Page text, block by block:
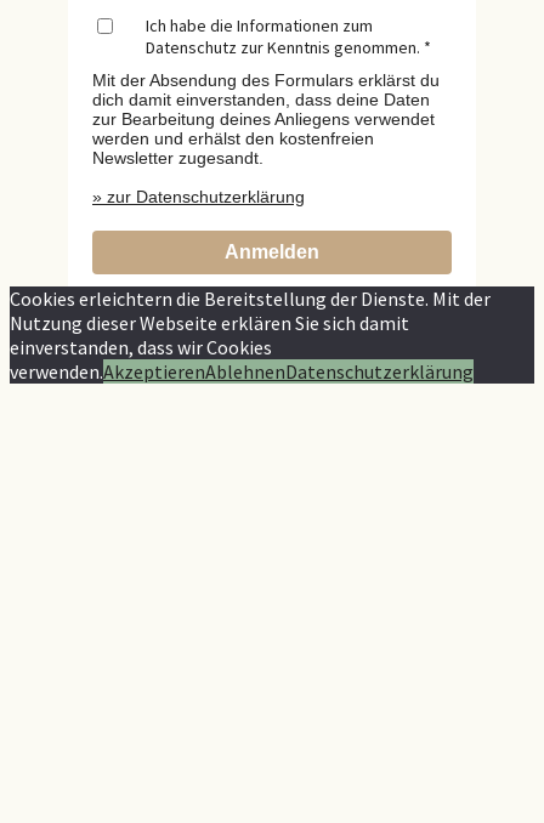
Ich habe die Informationen zum
Datenschutz zur Kenntnis genommen.
Mit der Absendung des Formulars erklärst du
dich damit einverstanden, dass deine Daten
zur Bearbeitung deines Anliegens verwendet
werden und erhälst den kostenfreien
Newsletter zugesandt.
» zur Datenschutzerklärung
Anmelden
Cookies erleichtern die Bereitstellung der Dienste. Mit der
Nutzung dieser Webseite erklären Sie sich damit
einverstanden, dass wir Cookies
verwenden.AkzeptierenAblehnenDatenschutzerklärung